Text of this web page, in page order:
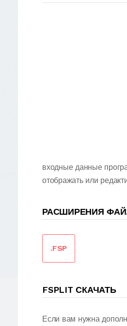
входные данные
отображать или
РАСШИРЕНИЯ
.FSP
FSPLIT СКАЧАТЬ
Если вам нужна